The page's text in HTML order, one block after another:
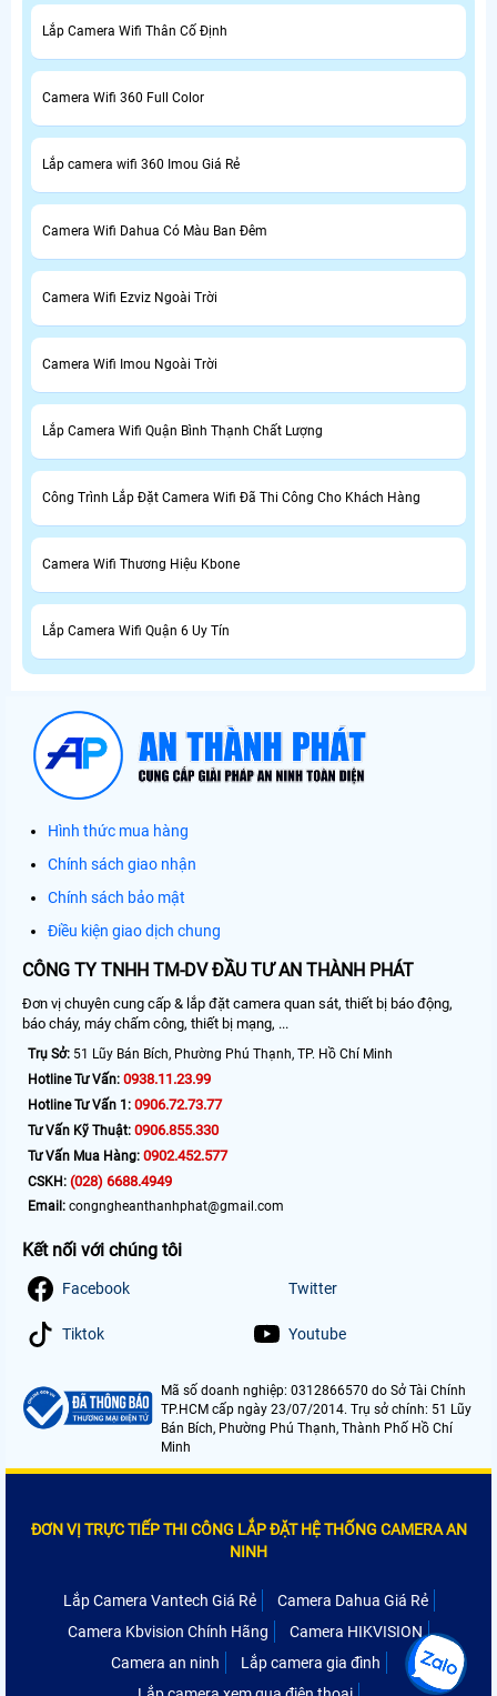
Lắp Camera Wifi Thân Cố Định
Camera Wifi 360 Full Color
Lắp camera wifi 360 Imou Giá Rẻ
Camera Wifi Dahua Có Màu Ban Đêm
Camera Wifi Ezviz Ngoài Trời
Camera Wifi Imou Ngoài Trời
Lắp Camera Wifi Quận Bình Thạnh Chất Lượng
Công Trình Lắp Đặt Camera Wifi Đã Thi Công Cho Khách Hàng
Camera Wifi Thương Hiệu Kbone
Lắp Camera Wifi Quận 6 Uy Tín
Hình thức mua hàng
Chính sách giao nhận
Chính sách bảo mật
Điều kiện giao dịch chung
CÔNG TY TNHH TM-DV ĐẦU TƯ AN THÀNH PHÁT
Đơn vị chuyên cung cấp & lắp đặt camera quan sát, thiết bị báo động,
báo cháy, máy chấm công, thiết bị mạng, ...
Trụ Sở: 51 Lũy Bán Bích, Phường Phú Thạnh, TP. Hồ Chí Minh
Hotline Tư Vấn: 0938.11.23.99
Hotline Tư Vấn 1: 0906.72.73.77
Tư Vấn Kỹ Thuật: 0906.855.330
Tư Vấn Mua Hàng: 0902.452.577
CSKH: (028) 6688.4949
Email: congngheanthanhphat@gmail.com
Kết nối với chúng tôi
Facebook Twitter
Tiktok Youtube
Mã số doanh nghiệp: 0312866570 do Sở Tài Chính
TP.HCM cấp ngày 23/07/2014. Trụ sở chính: 51 Lũy
Bán Bích, Phường Phú Thạnh, Thành Phố Hồ Chí
Minh
ĐƠN VỊ TRỰC TIẾP THI CÔNG LẮP ĐẶT HỆ THỐNG CAMERA AN
NINH
Lắp Camera Vantech Giá Rẻ
Camera Dahua Giá Rẻ
Camera Kbvision Chính Hãng
Camera HIKVISION
Camera an ninh
Lắp camera gia đình